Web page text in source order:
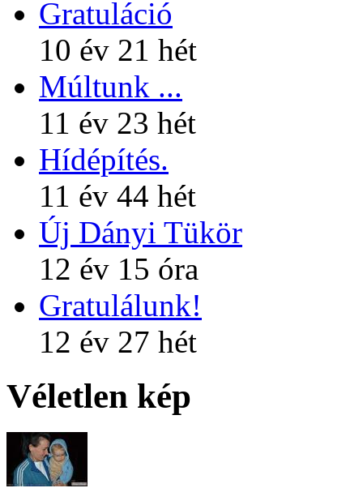
Gratuláció
10 év 21 hét
Múltunk ...
11 év 23 hét
Hídépítés.
11 év 44 hét
Új Dányi Tükör
12 év 15 óra
Gratulálunk!
12 év 27 hét
Véletlen kép